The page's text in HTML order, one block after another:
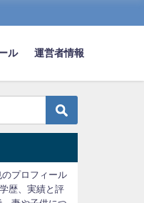
ル 運営者情報
のプロフィール
歴、実績と評